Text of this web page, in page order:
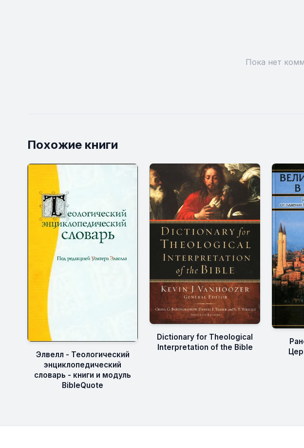
Пока нет
Похожие книги
Элвелл - Теологический
энциклопедический
словарь - книги и модуль
BibleQuote
Dictionary for Theological
Interpretation of the Bible